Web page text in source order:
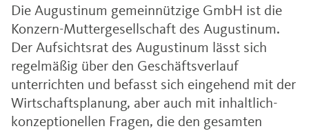
Die Augustinum gemeinnützige GmbH ist die
Konzern-Muttergesellschaft des Augustinum.
Der Aufsichtsrat des Augustinum lässt sich
regelmäßig über den Geschäftsverlauf
unterrichten und befasst sich eingehend mit der
Wirtschaftsplanung, aber auch mit inhaltlich-
konzeptionellen Fragen, die den gesamten